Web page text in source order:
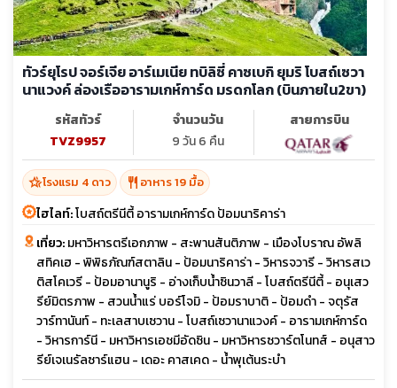
ทัวร์ยุโรป จอร์เจีย อาร์เมเนีย ทบิลิซี่ คาซเบกิ ยุมริ โบสถ์เซวา
นาแวงค์ ล่องเรืออารามเกห์การ์ด มรดกโลก (บินภายใน2ขา)
รหัสทัวร์
TVZ9957
จำนวนวัน
9 วัน 6 คืน
สายการบิน
hotel_classโรงแรม 4 ดาว restaurant อาหาร 19 มื้อ
ไฮไลท์:โบสถ์ตรีนีตี้ อารามเกห์การ์ด ป้อมนาริคาร่า
เที่ยว:มหาวิหารตรีเอกภาพ - สะพานสันติภาพ - เมืองโบราณ อัพลิ
สทิคเฮ - พิพิธภัณฑ์สตาลิน - ป้อมนาริคาร่า - วิหารจวารี - วิหารสเว
ติสโคเวรี - ป้อมอานานูริ - อ่างเก็บน้ำซินวาลี - โบสถ์ตรีนีตี้ - อนุเสว
รีย์มิตรภาพ - สวนน้ำแร่ บอร์โจมิ - ป้อมราบาติ - ป้อมดำ - จตุรัส
วาร์ทานันท์ - ทะเลสาบเซวาน - โบสถ์เซวานาแวงค์ - อารามเกห์การ์ด
- วิหารการ์นี - มหาวิหารเอชมีอัดซิน - มหาวิหารซวาร์ตโนทส์ - อนุสาว
รีย์เจเนรัลซาร์แฮน - เดอะ คาสเคด - น้ำพุเต้นระบำ